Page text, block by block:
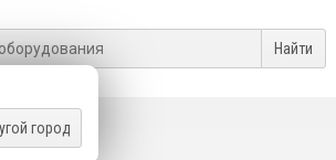
город
Найти